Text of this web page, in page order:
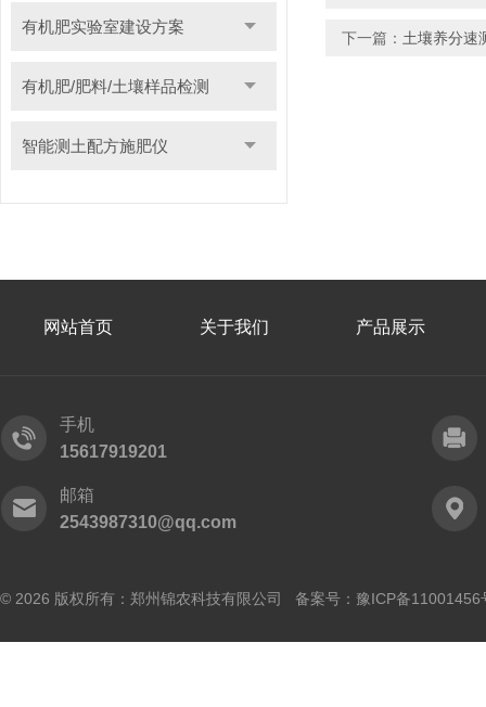
有机肥实验室建设方案
有机肥/肥料/土壤样品检测
智能测土配方施肥仪
下一篇： 土壤养分速
网站首页 关于我们 产品展示
手机
15617919201
邮箱
2543987310@qq.com
© 2026 版权所有：郑州锦农科技有限公司 备案号： 豫ICP备11001456